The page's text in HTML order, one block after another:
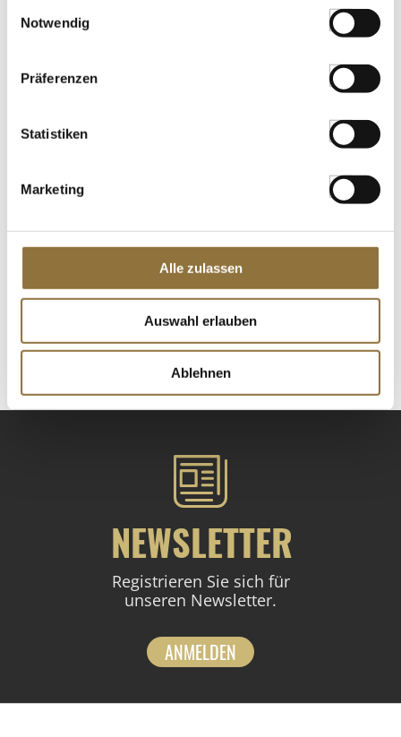
Notwendig
Präferenzen
Statistiken
Marketing
Alle zulassen
Auswahl erlauben
Ablehnen
€ 26,69
St.
NEWSLETTER
Registrieren Sie sich für
unseren Newsletter.
ANMELDEN